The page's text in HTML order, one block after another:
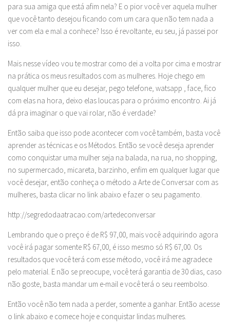
para sua amiga que está afim nela? E o pior você ver aquela mulher
que você tanto desejou ficando com um cara que não tem nada a
ver com ela e mal a conhece? Isso é revoltante, eu seu, já passei por
isso.
Mais nesse vídeo vou te mostrar como dei a volta por cima e mostrar
na prática os meus resultados com as mulheres. Hoje chego em
qualquer mulher que eu desejar, pego telefone, watsapp , face, fico
com elas na hora, deixo elas loucas para o próximo encontro. Ai já
dá pra imaginar o que vai rolar, não é verdade?
Então saiba que isso pode acontecer com você também, basta você
aprender as técnicas e os Métodos. Então se você deseja aprender
como conquistar uma mulher seja na balada, na rua, no shopping,
no supermercado, micareta, barzinho, enfim em qualquer lugar que
você desejar, então conheça o método a Arte de Conversar com as
mulheres, basta clicar no link abaixo e fazer o seu pagamento.
http://segredodaatracao.com/artedeconversar
Lembrando que o preço é de R$ 97,00, mais você adquirindo agora
você irá pagar somente R$ 67,00, é isso mesmo só R$ 67,00. Os
resultados que você terá com esse método, você irá me agradece
pelo material. E não se preocupe, você terá garantia de 30 dias, caso
não goste, basta mandar um e-mail e você terá o seu reembolso.
Então você não tem nada a perder, somente a ganhar. Então acesse
o link abaixo e comece hoje e conquistar lindas mulheres.